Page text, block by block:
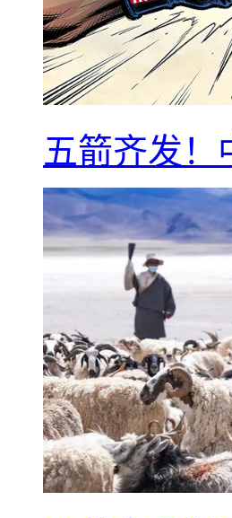
五箭齐发！